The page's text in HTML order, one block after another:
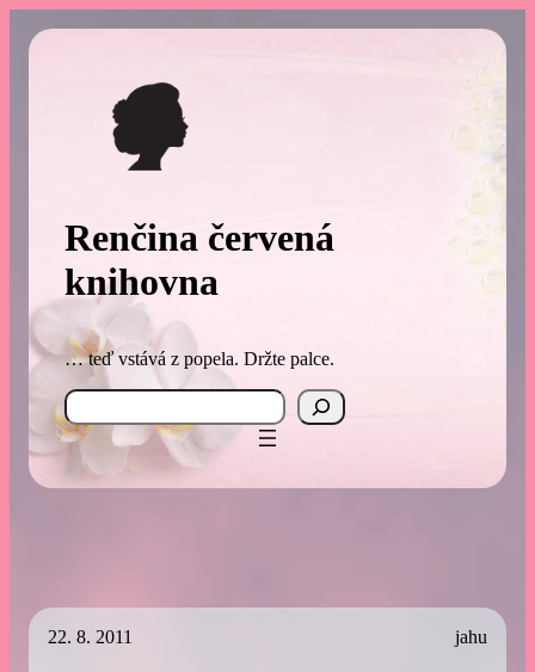
Renčina červená
knihovna
… teď vstává z popela. Držte palce.
Search
22. 8. 2011 jahu